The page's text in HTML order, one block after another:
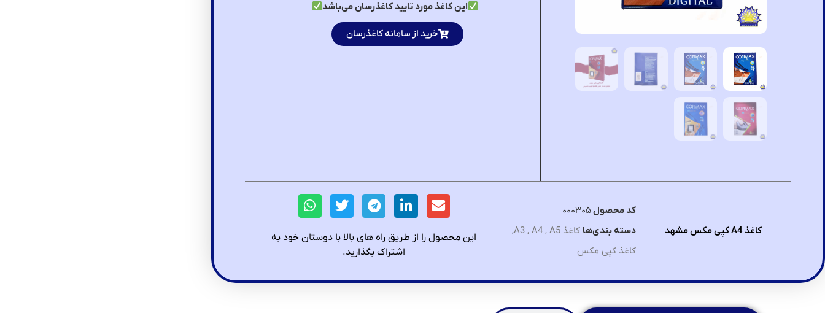
این کاغذ مورد تایید کاغذرسان می‌باشد
خرید از سامانه کاغذرسان
کاغذ A4 کپی مکس مشهد
کد محصول۰۰۰۳۰۵
دسته بندی‌ها کاغذ A3 , A4 , A5
,
کاغذ کپی مکس
این محصول را از طریق راه های بالا با دوستان خود به
اشتراک بگذارید.